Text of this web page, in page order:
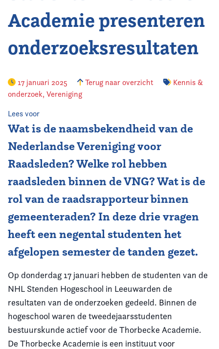
Academie presenteren
onderzoeksresultaten
17 januari 2025 Terug naar overzicht
Kennis &
onderzoek, Vereniging
Lees voor
Wat is de naamsbekendheid van de
Nederlandse Vereniging voor
Raadsleden? Welke rol hebben
raadsleden binnen de VNG? Wat is de
rol van de raadsrapporteur binnen
gemeenteraden? In deze drie vragen
heeft een negental studenten het
afgelopen semester de tanden gezet.
Op donderdag 17 januari hebben de studenten van de
NHL Stenden Hogeschool in Leeuwarden de
resultaten van de onderzoeken gedeeld. Binnen de
hogeschool waren de tweedejaarsstudenten
bestuurskunde actief voor de Thorbecke Academie.
De Thorbecke Academie is een instituut voor